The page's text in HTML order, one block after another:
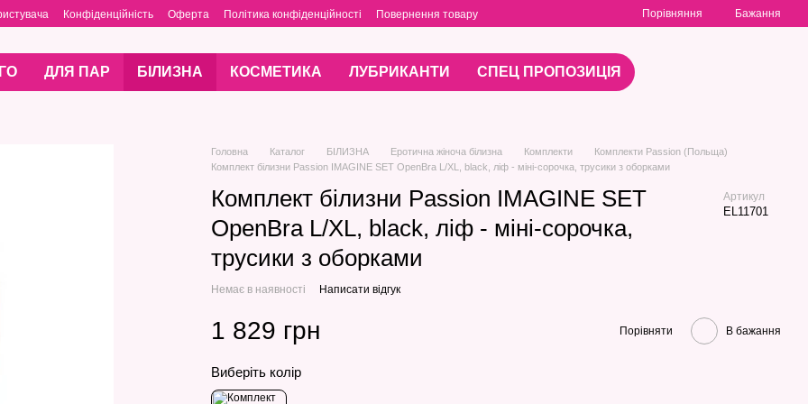
Конфіденційність Оферта Політика конфіденційності Повернення товару Порівняння Бажання
ДЛЯ ПАР БІЛИЗНА КОСМЕТИКА ЛУБРИКАНТИ СПЕЦ ПРОПОЗИЦІЯ
Головна Каталог БІЛИЗНА Еротична жіноча білизна Комплекти
Комплекти Passion (Польща)
Комплект білизни Passion IMAGINE SET OpenBra L/XL, black, ліф - міні-сорочка, трусики з оборками
Комплект білизни Passion IMAGINE SET
OpenBra L/XL, black, ліф - міні-сорочка,
трусики з оборками
Артикул
EL11701
Немає в наявності Написати відгук
1 829 грн Порівняти В бажання
Виберіть колір